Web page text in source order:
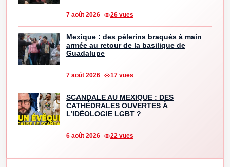
7 août 2026 26 vues
Mexique : des pèlerins braqués à main
armée au retour de la basilique de
Guadalupe
7 août 2026 17 vues
SCANDALE AU MEXIQUE : DES
CATHÉDRALES OUVERTES À
L’IDÉOLOGIE LGBT ?
6 août 2026 22 vues